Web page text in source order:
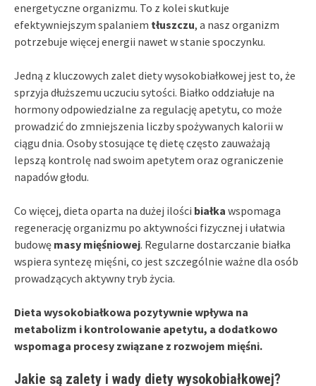
energetyczne organizmu. To z kolei skutkuje
efektywniejszym spalaniem tłuszczu, a nasz organizm
potrzebuje więcej energii nawet w stanie spoczynku.
Jedną z kluczowych zalet diety wysokobiałkowej jest to, że
sprzyja dłuższemu uczuciu sytości. Białko oddziałuje na
hormony odpowiedzialne za regulację apetytu, co może
prowadzić do zmniejszenia liczby spożywanych kalorii w
ciągu dnia. Osoby stosujące tę dietę często zauważają
lepszą kontrolę nad swoim apetytem oraz ograniczenie
napadów głodu.
Co więcej, dieta oparta na dużej ilości białka wspomaga
regenerację organizmu po aktywności fizycznej i ułatwia
budowę masy mięśniowej. Regularne dostarczanie białka
wspiera syntezę mięśni, co jest szczególnie ważne dla osób
prowadzących aktywny tryb życia.
Dieta wysokobiałkowa pozytywnie wpływa na
metabolizm i kontrolowanie apetytu, a dodatkowo
wspomaga procesy związane z rozwojem mięśni.
Jakie są zalety i wady diety wysokobiałkowej?